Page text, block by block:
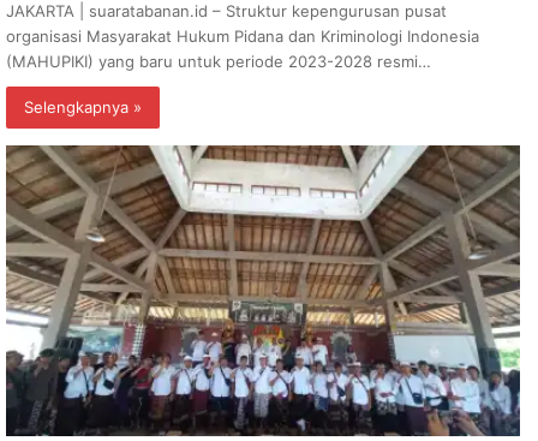
JAKARTA | suaratabanan.id – Struktur kepengurusan pusat
organisasi Masyarakat Hukum Pidana dan Kriminologi Indonesia
(MAHUPIKI) yang baru untuk periode 2023-2028 resmi…
Selengkapnya »